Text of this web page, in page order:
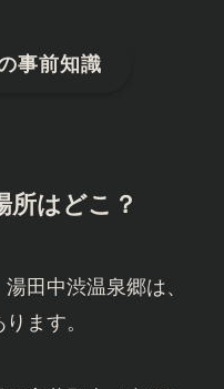
事前知識
所はどこ？
田中渋温泉郷は、
ます。